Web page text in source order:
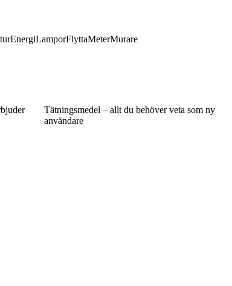
EnergiLamporFlyttaMeterMurare
Tätningsmedel – allt du behöver veta som ny
användare